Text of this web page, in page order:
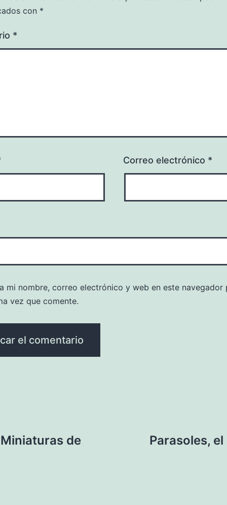
con *
*
Correo electrónico *
mi nombre, correo electrónico y web en este navegador
vez que comente.
de Parasoles,